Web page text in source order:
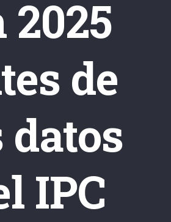
2025
de
datos
IPC